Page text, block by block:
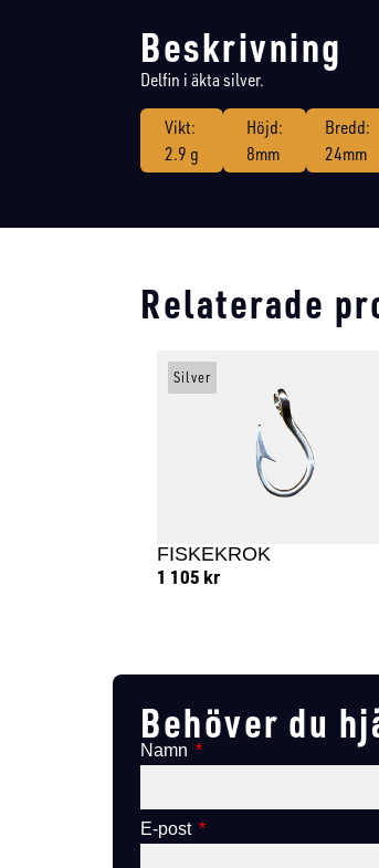
Beskrivning
Delfin i äkta silver.
Vikt:
2.9 g
Höjd:
8mm
Bredd:
24mm
Relaterade
FISKEKROK
1 105 kr
Silver
Behöver du
Namn
E-post